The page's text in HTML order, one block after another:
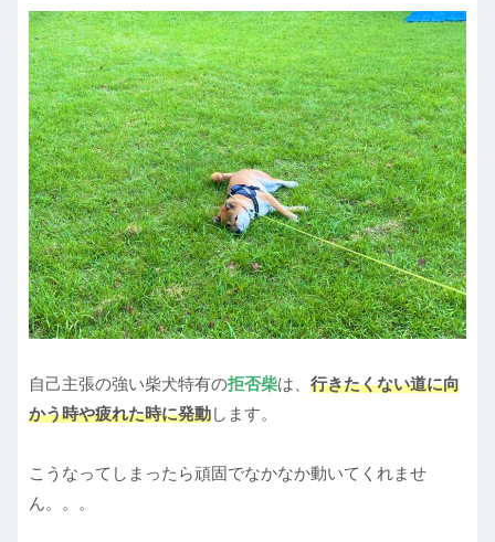
自己主張の強い柴犬特有の拒否柴は、 行きたくない道に向
かう時や疲れた時に発動します。
こうなってしまったら頑固でなかなか動いてくれませ
ん。。。